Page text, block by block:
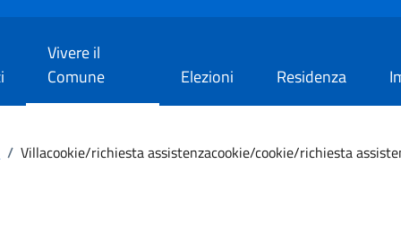
Vivere il
Comune
Elezioni Residenza
/ Villacookie/richiesta assistenzacookie/cookie/richiesta